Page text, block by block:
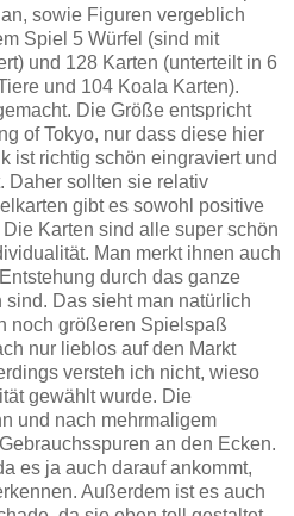
sowie Figuren vergeblich
Spiel 5 Würfel (sind mit
und 128 Karten (unterteilt in 6
und 104 Koala Karten).
Die Größe entspricht
of Tokyo, nur dass diese hier
ist richtig schön eingraviert und
Daher sollten sie relativ
gibt es sowohl positive
Karten sind alle super schön
Man merkt ihnen auch
durch das ganze
Das sieht man natürlich
noch größeren Spielspaß
nur lieblos auf den Markt
versteh ich nicht, wieso
gewählt wurde. Die
und nach mehrmaligem
an den Ecken.
es ja auch darauf ankommt,
Außerdem ist es auch